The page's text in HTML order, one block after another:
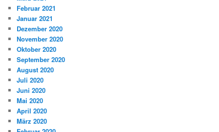
Februar 2021
Januar 2021
Dezember 2020
November 2020
Oktober 2020
September 2020
August 2020
Juli 2020
Juni 2020
Mai 2020
April 2020
März 2020